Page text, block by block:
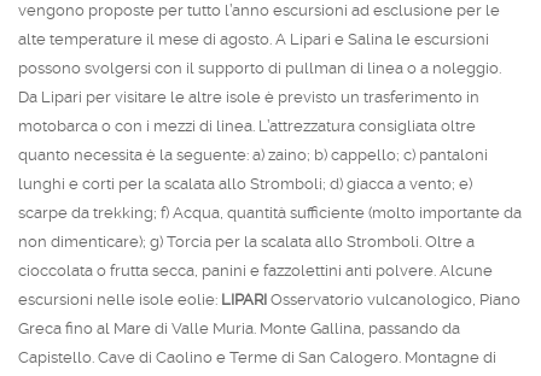
vengono proposte per tutto l’anno escursioni ad esclusione per le
alte temperature il mese di agosto. A Lipari e Salina le escursioni
possono svolgersi con il supporto di pullman di linea o a noleggio.
Da Lipari per visitare le altre isole è previsto un trasferimento in
motobarca o con i mezzi di linea. L’attrezzatura consigliata oltre
quanto necessita è la seguente: a) zaino; b) cappello; c) pantaloni
lunghi e corti per la scalata allo Stromboli; d) giacca a vento; e)
scarpe da trekking; f) Acqua, quantità sufficiente (molto importante da
non dimenticare); g) Torcia per la scalata allo Stromboli. Oltre a
cioccolata o frutta secca, panini e fazzolettini anti polvere. Alcune
escursioni nelle isole eolie: LIPARI Osservatorio vulcanologico, Piano
Greca fino al Mare di Valle Muria. Monte Gallina, passando da
Capistello. Cave di Caolino e Terme di San Calogero. Montagne di